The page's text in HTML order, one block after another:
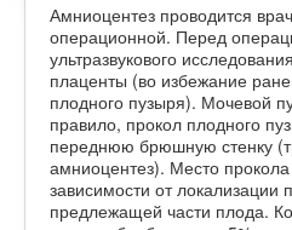
Амниоцентез проводится
операционной. Перед
ультразвукового
плаценты (во избежание
плодного пузыря). Мочевой
правило, прокол плодного
переднюю брюшную стенку
амниоцентез). Место
зависимости от локализации
предлежащей части плода.